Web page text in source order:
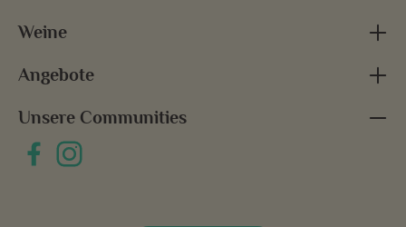
Weine
Angebote
Unsere Communities